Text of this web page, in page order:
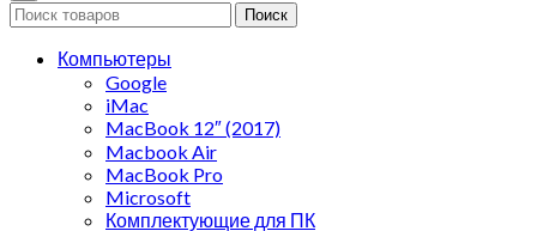
Поиск
Компьютеры
Google
iMac
MacBook 12″ (2017)
Macbook Air
MacBook Pro
Microsoft
Комплектующие для ПК